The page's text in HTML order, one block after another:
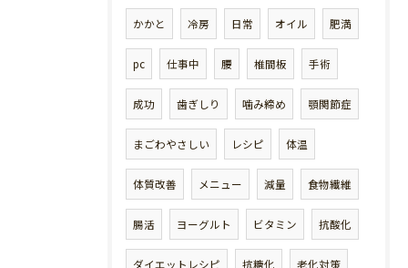
かかと 冷房 日常 オイル 肥満
pc 仕事中 腰 椎間板 手術
成功 歯ぎしり 噛み締め 顎関節症
まごわやさしい レシピ 体温
体質改善 メニュー 減量 食物繊維
腸活 ヨーグルト ビタミン 抗酸化
ダイエットレシピ 抗糖化 老化対策